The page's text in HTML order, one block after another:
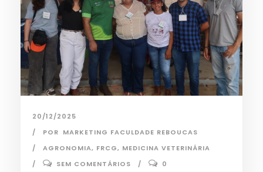
20/12/2025
POR MARKETING FACULDADE REBOUCAS
AGRONOMIA, FRCG, MEDICINA VETERINÁRIA
SEM COMENTÁRIOS
0